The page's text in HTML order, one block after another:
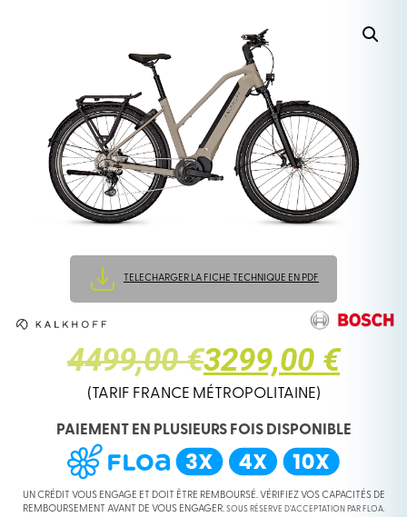
TELECHARGER LA FICHE TECHNIQUE EN PDF
4499,00 €LE
PRIX
INITIAL
ÉTAIT :
3299,00 €
LE
PRIX
ACTUEL
EST :
(TARIF FRANCE MÉTROPOLITAINE)
PAIEMENT EN PLUSIEURS FOIS DISPONIBLE
UN CRÉDIT VOUS ENGAGE ET DOIT ÊTRE REMBOURSÉ. VÉRIFIEZ VOS CAPACITÉS DE
REMBOURSEMENT AVANT DE VOUS ENGAGER. SOUS RÉSERVE D’ACCEPTATION PAR FLOA.